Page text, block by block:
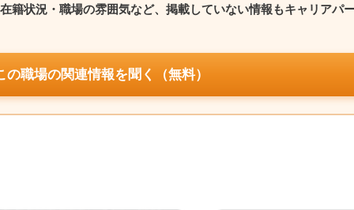
籍状況・職場の雰囲気など、掲載していない情報もキャリアパ
の職場の関連情報を聞く（無料）